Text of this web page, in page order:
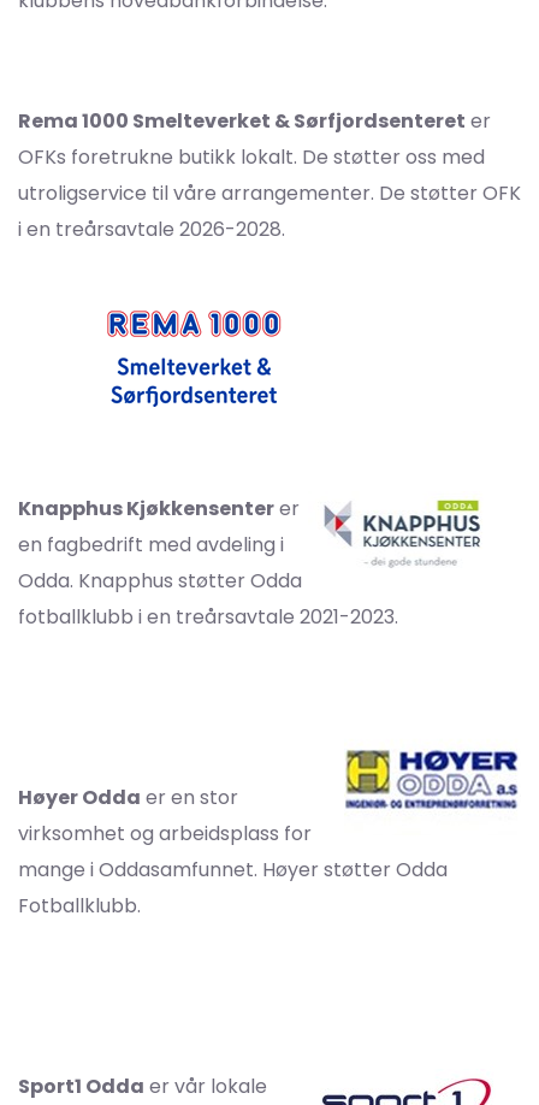
Rema 1000 Smelteverket & Sørfjordsenteret er
OFKs foretrukne butikk lokalt. De støtter oss med
utroligservice til våre arrangementer. De støtter OFK
i en treårsavtale 2026-2028.
Knapphus Kjøkkensenterer
en fagbedrift med avdeling i
Odda. Knapphus støtter Odda
fotballklubb i en treårsavtale 2021-2023.
Høyer Odda er en stor
virksomhet og arbeidsplass for
mange i Oddasamfunnet. Høyer støtter Odda
Fotballklubb.
Sport1 Odda er vår lokale